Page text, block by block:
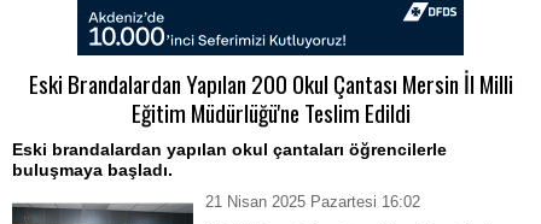
Eski Brandalardan Yapılan 200 Okul Çantası Mersin İl Milli
Eğitim Müdürlüğü'ne Teslim Edildi
Eski brandalardan yapılan okul çantaları öğrencilerle
buluşmaya başladı.
21 Nisan 2025 Pazartesi 16:02